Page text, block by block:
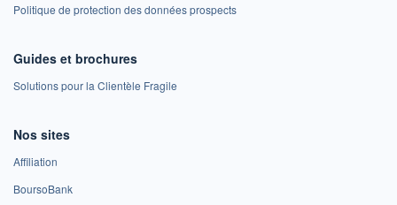
Politique de protection des données prospects
Guides et brochures
Solutions pour la Clientèle Fragile
Nos sites
Affiliation
BoursoBank